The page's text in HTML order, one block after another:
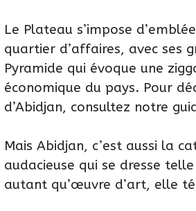
Le Plateau s’impose
quartier d’affaires, avec ses
Pyramide qui évoque une
économique du pays. Pour
d’Abidjan, consultez notre
Mais Abidjan, c’est aussi la
audacieuse qui se dresse
autant qu’œuvre d’art, elle